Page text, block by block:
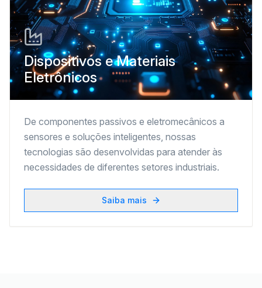
Dispositivos e Materiais
Eletrônicos
De componentes passivos e eletromecânicos a
sensores e soluções inteligentes, nossas
tecnologias são desenvolvidas para atender às
necessidades de diferentes setores industriais.
Saiba mais